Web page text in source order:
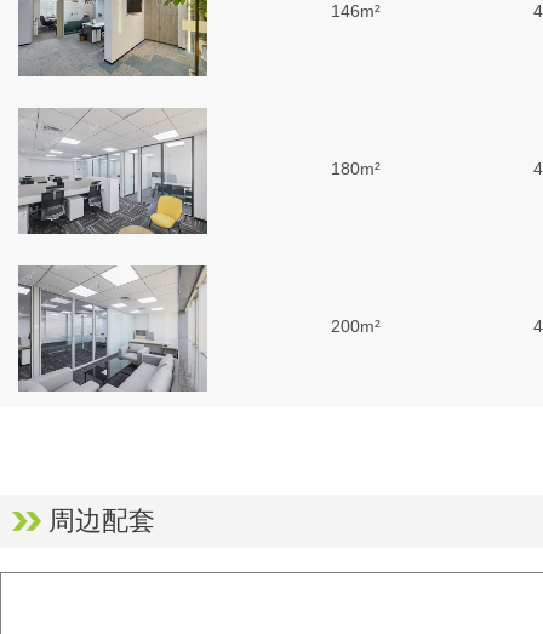
146m²
180m²
200m²
周边配套